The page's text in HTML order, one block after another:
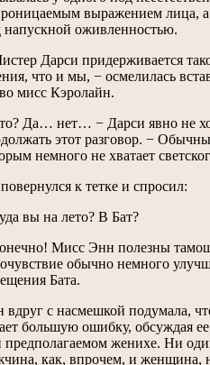
выражением лица, а
напускной оживленностью.
Дарси придерживается
что и мы, − осмелилась
мисс Кэролайн.
Да… нет… − Дарси явно не
этот разговор. −
немного не хватает
к тетке и спросил:
вы на лето? В Бат?
Мисс Энн полезны
обычно немного
Бата.
вдруг с насмешкой подумала,
большую ошибку, обсуждая
предполагаемом женихе. Ни
как, впрочем, и женщина,